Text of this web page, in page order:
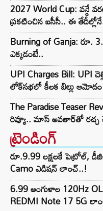
2027 World Cup: వన్డే
ప్రకటించిన ఐసీసీ.. ఈ
Burning of Ganja: రూ.
ఎక్కడంటే..
UPI Charges Bill: UPI
లోక్‌సభలో కీలక బిల్లు ఆమోదం
The Paradise Teaser
రివ్యూ.. మాస్ అవతార్‌తో రచ్చ
ట్రెండింగ్‌
రూ.9.99 లక్షలకే పెట్రోల్,
Camo ఎడిషన్ లాంచ్..!
6.99 అంగుళాల 120Hz
REDMI Note 17 5G